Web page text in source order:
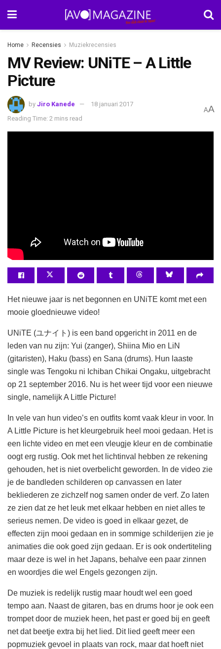
Home Recensies Muziekrecensies
MV Review: UNiTE – A Little
Picture
by Jiro Kanede
18 januari 2017
Reading Time: 2 mins read
AA
Het nieuwe jaar is net begonnen en UNiTE komt met een
mooie gloednieuwe video!
UNiTE (ユナイト) is een band opgericht in 2011 en de
leden van nu zijn: Yui (zanger), Shiina Mio en LiN
(gitaristen), Haku (bass) en Sana (drums). Hun laaste
single was Tengoku ni Ichiban Chikai Ongaku, uitgebracht
op 21 september 2016. Nu is het weer tijd voor een nieuwe
single, namelijk A Little Picture!
In vele van hun video’s en outfits komt vaak kleur in voor. In
A Little Picture is het kleurgebruik heel mooi gedaan. Het is
een lichte video en met een vleugje kleur en de combinatie
oogt erg rustig. Ook met het lichtinval hebben ze rekening
gehouden, het is niet overbelicht geworden. In de video zie
je de bandleden schilderen op canvassen en later
bekliederen ze zichzelf nog samen onder de verf. Zo laten
ze zien dat ze het leuk met elkaar hebben en niet alles te
serieus nemen. De video is goed in elkaar gezet, de
effecten zijn mooi gedaan en in sommige schilderijen zie je
animaties die ook goed zijn gedaan. Er is ook ondertiteling
maar deze is wel in het Japans, behalve een paar zinnen
en woordjes die wel Engels gezongen zijn.
De muziek is redelijk rustig maar houdt wel een goed
tempo aan. Naast de gitaren, bas en drums hoor je ook een
trompet door de muziek heen, het past er goed bij en geeft
net dat beetje extra bij het lied. Dit lied geeft meer een
popmuziek gevoel in plaats van rock, maar dat hoeft niet